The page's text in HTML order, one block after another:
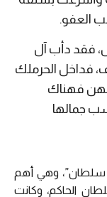
العفو.
فقد دأب آل
فداخل الحرملك
فهناك
جمالها
سلطان”، وهي أهم
الحاكم، وكانت